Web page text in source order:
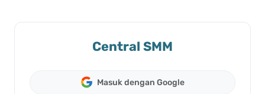
Central SMM
Masuk dengan Google